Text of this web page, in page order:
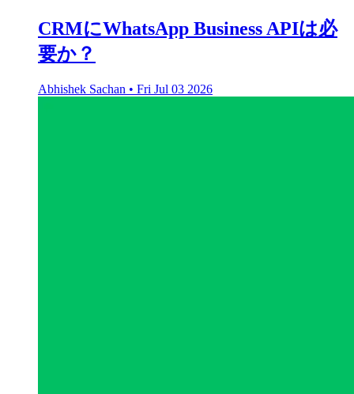
CRMにWhatsApp Business APIは必
要か？
Abhishek Sachan • Fri Jul 03 2026